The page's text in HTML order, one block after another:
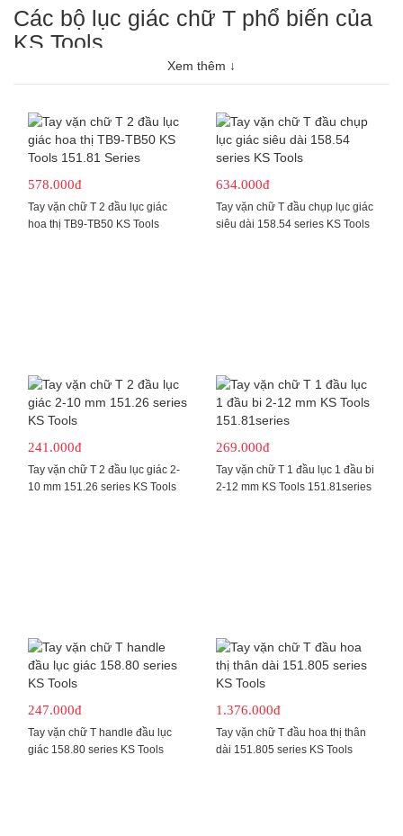
Các bộ lục giác chữ T phổ biến của
KS Tools
Thông thường, lục giác đầu chữ T thường được đóng gói thành
Bộ lục giác chữ T đầu bi đầu bằng 2-12 mm 9 cây
151.8150
Bộ lục giác đầu hoa thị có lỗ 9 cây từ TB10-TB50
Bộ chữ T đầu lục bằng 8 cây 158.8130 size 2,0- 10 mm
Chi tiết các đầu lục giác bên dưới danh mục. Nếu bạn chưa
Xem thêm ↓
578.000đ
Tay vặn chữ T 2 đầu lục giác
hoa thị TB9-TB50 KS Tools
634.000đ
Tay vặn chữ T đầu chụp lục giác
siêu dài 158.54 series KS Tools
241.000đ
Tay vặn chữ T 2 đầu lục giác 2-
10 mm 151.26 series KS Tools
269.000đ
Tay vặn chữ T 1 đầu lục 1 đầu bi
2-12 mm KS Tools 151.81series
247.000đ
Tay vặn chữ T handle đầu lục
giác 158.80 series KS Tools
1.376.000đ
Tay vặn chữ T đầu hoa thị thân
dài 151.805 series KS Tools